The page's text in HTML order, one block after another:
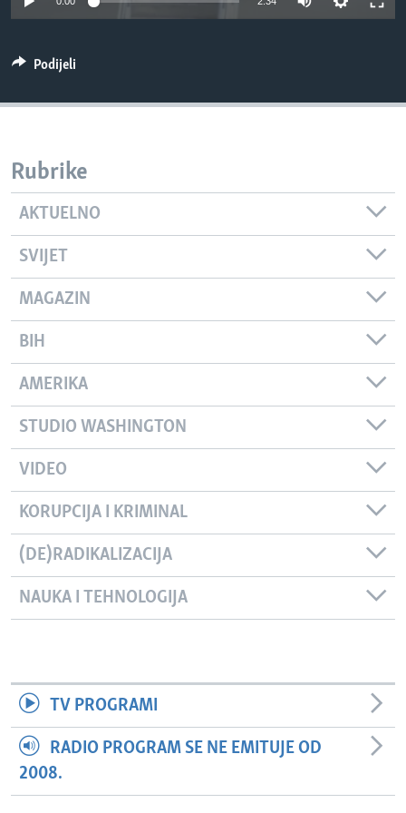
MAGAZIN
Jezici
Podijeli
Rubrike
AKTUELNO
SVIJET
MAGAZIN
BIH
AMERIKA
STUDIO WASHINGTON
VIDEO
KORUPCIJA I KRIMINAL
(DE)RADIKALIZACIJA
NAUKA I TEHNOLOGIJA
TV PROGRAMI
RADIO PROGRAM SE NE EMITUJE OD
2008.